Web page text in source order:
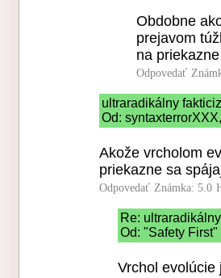
Obdobne
prejavom
na
Odpovedať
ultraradikálny
Od:
Akože vrcholom
priekazne sa
Odpovedať Známka: 5.0
Re:
Od: "Safety
Vrchol